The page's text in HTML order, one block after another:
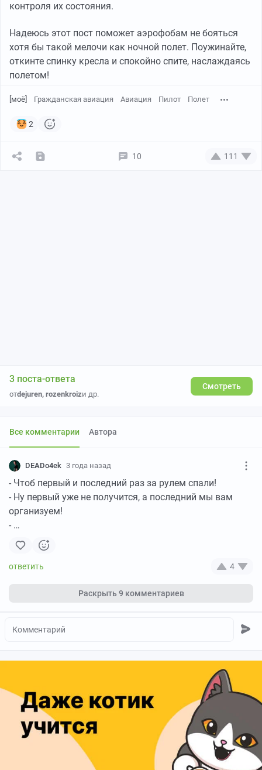
контроля их состояния.
Надеюсь этот пост поможет аэрофобам не бояться
хотя бы такой мелочи как ночной полет. Поужинайте,
откинте спинку кресла и спокойно спите, наслаждаясь
полетом!
[моё] Гражданская авиация Авиация Пилот Полет
2
10 111
3 поста-ответа
отdejuren, rozenkroizи др.
Смотреть
Все комментарии Автора
DEADo4ek 3 года назад
- Чтоб первый и последний раз за рулем спали!
- Ну первый уже не получится, а последний мы вам
организуем!
- …
4
Раскрыть9 комментариев